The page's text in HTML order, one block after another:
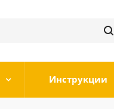
Инструкции